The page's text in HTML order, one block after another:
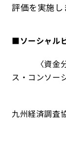
評価を実施し
■ソーシャル
〈資金分配
ス・コンソー
幹事
九州経済調査
構成